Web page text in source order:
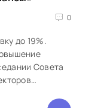
0
до 19%.
Совета